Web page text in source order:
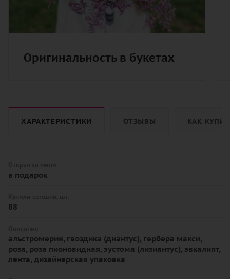
Оригинальность в букетах
ХАРАКТЕРИСТИКИ ОТЗЫВЫ КАК
в подарок
88
альстромерия, гвоздика (диантус), гербера макси,
роза, роза пионовидная, эустома (лизиантус), эвкалипт,
лента, дизайнерская упаковка